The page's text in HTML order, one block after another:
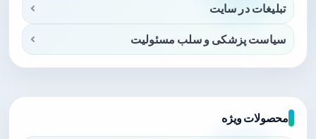
تبلیغات در سایت
سیاست پزشکی و سلب مسئولیت
محصولات ویژه